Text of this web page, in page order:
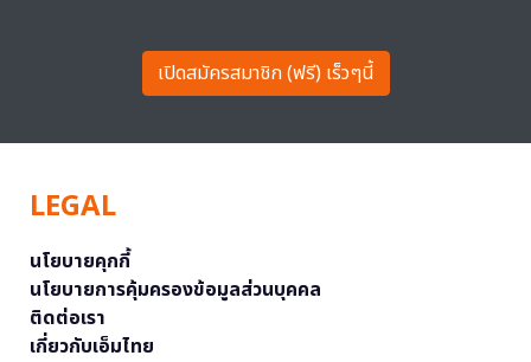
เปิดสมัครสมาชิก (ฟรี) เร็วๆนี้
LEGAL
นโยบายคุกกี้
นโยบายการคุ้มครองข้อมูลส่วนบุคคล
ติดต่อเรา
เกี่ยวกับเอ็มไทย